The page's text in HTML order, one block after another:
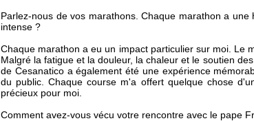
Parlez-nous de vos marathons. Chaque marathon a
intense ?
Chaque marathon a eu un impact particulier sur moi. Le
Malgré la fatigue et la douleur, la chaleur et le soutien
de Cesanatico a également été une expérience
du public. Chaque course m'a offert quelque chose
précieux pour moi.
Comment avez-vous vécu votre rencontre avec le pape